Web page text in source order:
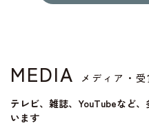
MEDIA
メディア・受
テレビ、雑誌、YouTubeなど
います